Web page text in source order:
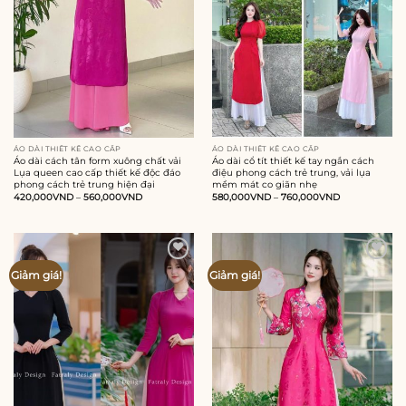
ÁO DÀI THIẾT KẾ CAO CẤP
Áo dài cách tân form xuông chất vải
Lụa queen cao cấp thiết kế độc đáo
phong cách trẻ trung hiện đại
420,000VND– 560,000VND
ÁO DÀI THIẾT KẾ CAO CẤP
Áo dài cổ tít thiết kế tay ngắn cách
điệu phong cách trẻ trung, vải lụa
mềm mát co giãn nhẹ
580,000VND– 760,000VND
Giảm giá!
Add to
wishlist
Giảm giá!
Add to
wishlist